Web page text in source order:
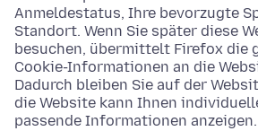
Anmeldestatus, Ihre bevorzugte
Standort. Wenn Sie später diese
besuchen, übermittelt Firefox die
Cookie-Informationen an die
Dadurch bleiben Sie auf der
die Website kann Ihnen
passende Informationen anzeigen.